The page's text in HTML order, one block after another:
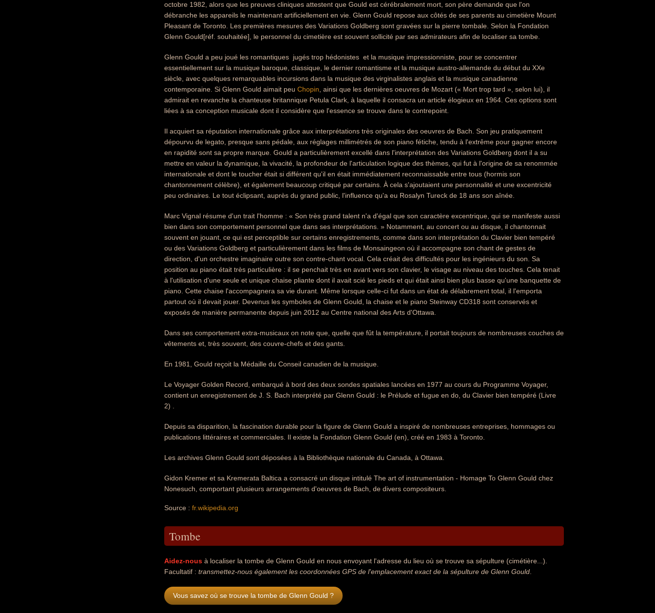
octobre 1982, alors que les preuves cliniques attestent que Gould est cérébralement mort, son père demande que l'on
débranche les appareils le maintenant artificiellement en vie. Glenn Gould repose aux côtés de ses parents au cimetière Mount
Pleasant de Toronto. Les premières mesures des Variations Goldberg sont gravées sur la pierre tombale. Selon la Fondation
Glenn Gould[réf. souhaitée], le personnel du cimetière est souvent sollicité par ses admirateurs afin de localiser sa tombe.
Glenn Gould a peu joué les romantiques  jugés trop hédonistes  et la musique impressionniste, pour se concentrer
essentiellement sur la musique baroque, classique, le dernier romantisme et la musique austro-allemande du début du XXe
siècle, avec quelques remarquables incursions dans la musique des virginalistes anglais et la musique canadienne
contemporaine. Si Glenn Gould aimait peu Chopin , ainsi que les dernières oeuvres de Mozart (« Mort trop tard », selon lui), il
admirait en revanche la chanteuse britannique Petula Clark, à laquelle il consacra un article élogieux en 1964. Ces options sont
liées à sa conception musicale dont il considère que l'essence se trouve dans le contrepoint.
Il acquiert sa réputation internationale grâce aux interprétations très originales des oeuvres de Bach. Son jeu pratiquement
dépourvu de legato, presque sans pédale, aux réglages millimétrés de son piano fétiche, tendu à l'extrême pour gagner encore
en rapidité sont sa propre marque. Gould a particulièrement excellé dans l'interprétation des Variations Goldberg dont il a su
mettre en valeur la dynamique, la vivacité, la profondeur de l'articulation logique des thèmes, qui fut à l'origine de sa renommée
internationale et dont le toucher était si différent qu'il en était immédiatement reconnaissable entre tous (hormis son
chantonnement célèbre), et également beaucoup critiqué par certains. À cela s'ajoutaient une personnalité et une excentricité
peu ordinaires. Le tout éclipsant, auprès du grand public, l'influence qu'a eu Rosalyn Tureck de 18 ans son aînée.
Marc Vignal résume d'un trait l'homme : « Son très grand talent n'a d'égal que son caractère excentrique, qui se manifeste aussi
bien dans son comportement personnel que dans ses interprétations. » Notamment, au concert ou au disque, il chantonnait
souvent en jouant, ce qui est perceptible sur certains enregistrements, comme dans son interprétation du Clavier bien tempéré
ou des Variations Goldberg et particulièrement dans les films de Monsaingeon où il accompagne son chant de gestes de
direction, d'un orchestre imaginaire outre son contre-chant vocal. Cela créait des difficultés pour les ingénieurs du son. Sa
position au piano était très particulière : il se penchait très en avant vers son clavier, le visage au niveau des touches. Cela tenait
à l'utilisation d'une seule et unique chaise pliante dont il avait scié les pieds et qui était ainsi bien plus basse qu'une banquette de
piano. Cette chaise l'accompagnera sa vie durant. Même lorsque celle-ci fut dans un état de délabrement total, il l'emporta
partout où il devait jouer. Devenus les symboles de Glenn Gould, la chaise et le piano Steinway CD318 sont conservés et
exposés de manière permanente depuis juin 2012 au Centre national des Arts d'Ottawa.
Dans ses comportement extra-musicaux on note que, quelle que fût la température, il portait toujours de nombreuses couches de
vêtements et, très souvent, des couvre-chefs et des gants.
En 1981, Gould reçoit la Médaille du Conseil canadien de la musique.
Le Voyager Golden Record, embarqué à bord des deux sondes spatiales lancées en 1977 au cours du Programme Voyager,
contient un enregistrement de J. S. Bach interprété par Glenn Gould : le Prélude et fugue en do, du Clavier bien tempéré (Livre
2) .
Depuis sa disparition, la fascination durable pour la figure de Glenn Gould a inspiré de nombreuses entreprises, hommages ou
publications littéraires et commerciales. Il existe la Fondation Glenn Gould (en), créé en 1983 à Toronto.
Les archives Glenn Gould sont déposées à la Bibliothèque nationale du Canada, à Ottawa.
Gidon Kremer et sa Kremerata Baltica a consacré un disque intitulé The art of instrumentation - Homage To Glenn Gould chez
Nonesuch, comportant plusieurs arrangements d'oeuvres de Bach, de divers compositeurs.
Source : fr.wikipedia.org
Tombe
Aidez-nous à localiser la tombe de Glenn Gould en nous envoyant l'adresse du lieu où se trouve sa sépulture (cimétière...).
Facultatif : transmettez-nous également les coordonnées GPS de l'emplacement exact de la sépulture de Glenn Gould
Vous savez où se trouve la tombe de Glenn Gould ?